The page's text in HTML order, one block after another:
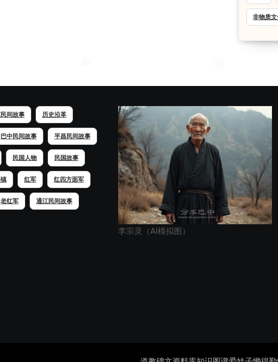
非物质
间故事 历史沿革
巴中民间故事 平昌民间故事
民国人物 民国故事
红军 红四方面军
老红军 通江民间故事
李宗灵（AI模拟图）